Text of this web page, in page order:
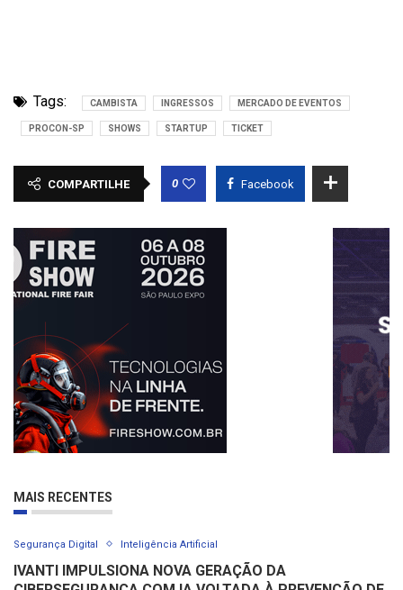
Tags: CAMBISTA INGRESSOS MERCADO DE EVENTOS
PROCON-SP SHOWS STARTUP TICKET
COMPARTILHE 0 Facebook
MAIS RECENTES
Segurança Digital Inteligência Artificial
IVANTI IMPULSIONA NOVA GERAÇÃO DA